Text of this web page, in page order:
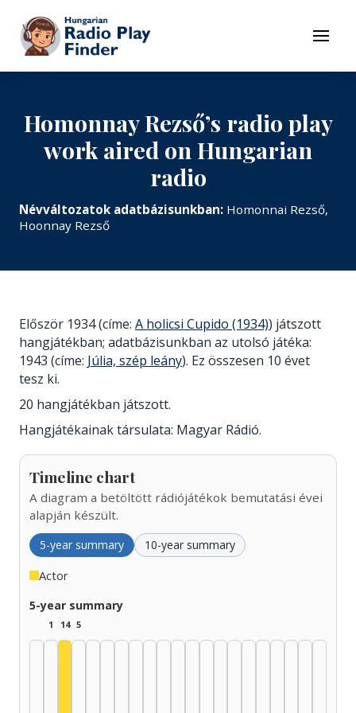
To contents
Menu
Homonnay Rezső’s radio play
work aired on Hungarian
radio
Névváltozatok adatbázisunkban: Homonnai Rezső,
Hoonnay Rezső
Először 1934 (címe: A holicsi Cupido (1934)) játszott
hangjátékban; adatbázisunkban az utolsó játéka:
1943 (címe: Júlia, szép leány). Ez összesen 10 évet
tesz ki.
20 hangjátékban játszott.
Hangjátékainak társulata: Magyar Rádió.
Timeline chart
A diagram a betöltött rádiójátékok bemutatási évei
alapján készült.
5-year summary 10-year summary
Actor
5-year summary
1 14 5